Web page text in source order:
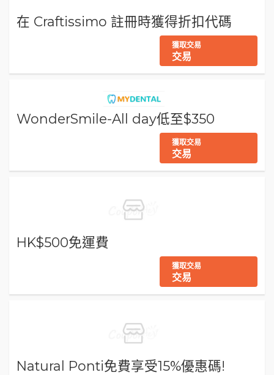
在 Craftissimo 註冊時獲得折扣代碼
獲取交易
交易
WonderSmile-All day低至$350
獲取交易
交易
HK$500免運費
獲取交易
交易
Natural Ponti免費享受15%優惠碼!